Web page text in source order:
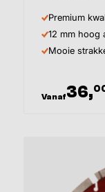
Premium
12 mm hoog
Mooie
Vanaf36,